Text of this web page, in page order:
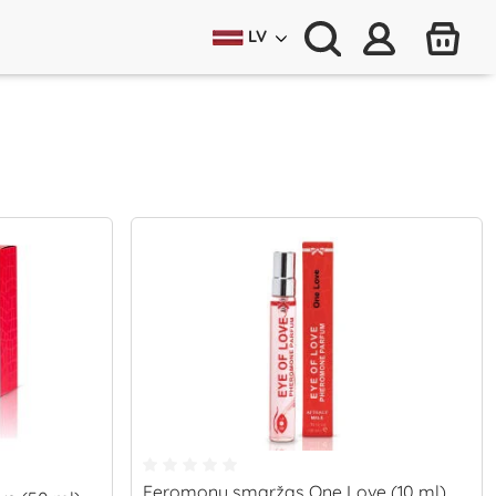
LV
Feromonu smaržas One Love (10 ml)